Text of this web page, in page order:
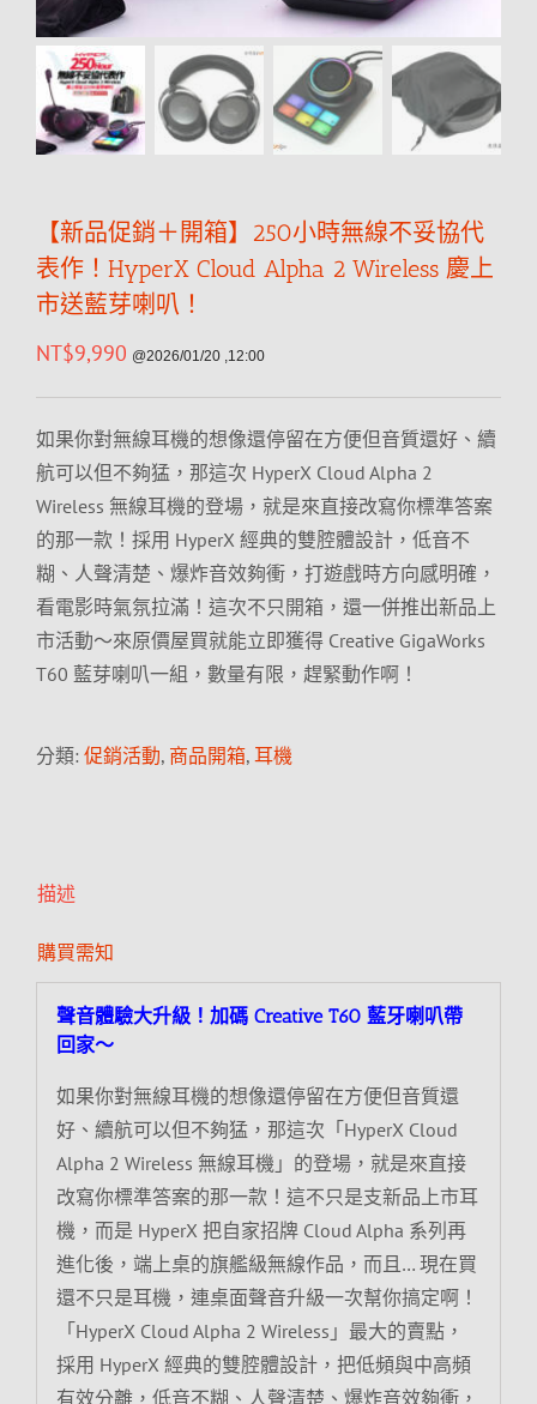
【新品促銷＋開箱】250小時無線不妥協代
表作！HyperX Cloud Alpha 2 Wireless 慶上
市送藍芽喇叭！
NT$9,990 @2026/01/20 ,12:00
如果你對無線耳機的想像還停留在方便但音質還好、續
航可以但不夠猛，那這次 HyperX Cloud Alpha 2
Wireless 無線耳機的登場，就是來直接改寫你標準答案
的那一款！採用 HyperX 經典的雙腔體設計，低音不
糊、人聲清楚、爆炸音效夠衝，打遊戲時方向感明確，
看電影時氣氛拉滿！這次不只開箱，還一併推出新品上
市活動～來原價屋買就能立即獲得 Creative GigaWorks
T60 藍芽喇叭一組，數量有限，趕緊動作啊！
分類: 促銷活動, 商品開箱, 耳機
描述
購買需知
聲音體驗大升級！加碼 Creative T60 藍牙喇叭帶
回家～
如果你對無線耳機的想像還停留在方便但音質還
好、續航可以但不夠猛，那這次「HyperX Cloud
Alpha 2 Wireless 無線耳機」的登場，就是來直接
改寫你標準答案的那一款！這不只是支新品上市耳
機，而是 HyperX 把自家招牌 Cloud Alpha 系列再
進化後，端上桌的旗艦級無線作品，而且… 現在買
還不只是耳機，連桌面聲音升級一次幫你搞定啊！
「HyperX Cloud Alpha 2 Wireless」最大的賣點，
採用 HyperX 經典的雙腔體設計，把低頻與中高頻
有效分離，低音不糊、人聲清楚、爆炸音效夠衝，